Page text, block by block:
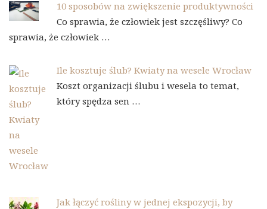
10 sposobów na zwiększenie produktywności
Co sprawia, że człowiek jest szczęśliwy? Co
sprawia, że człowiek …
Ile kosztuje ślub? Kwiaty na wesele Wrocław
Koszt organizacji ślubu i wesela to temat,
który spędza sen …
Jak łączyć rośliny w jednej ekspozycji, by